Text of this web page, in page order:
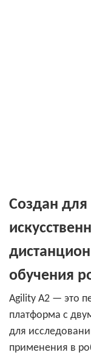
Создан
обучения
Agility A2 — это
платформа с
для
применения в